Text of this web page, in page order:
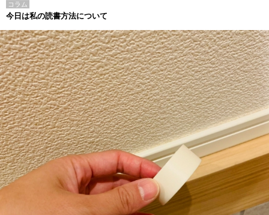
コラム
今日は私の読書方法について